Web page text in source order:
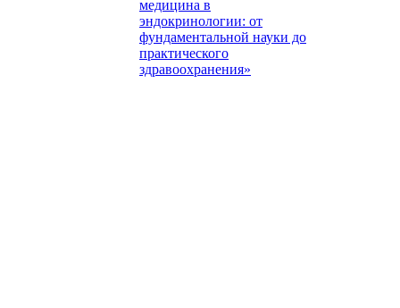
медицина в
эндокринологии: от
фундаментальной науки до
практического
здравоохранения»